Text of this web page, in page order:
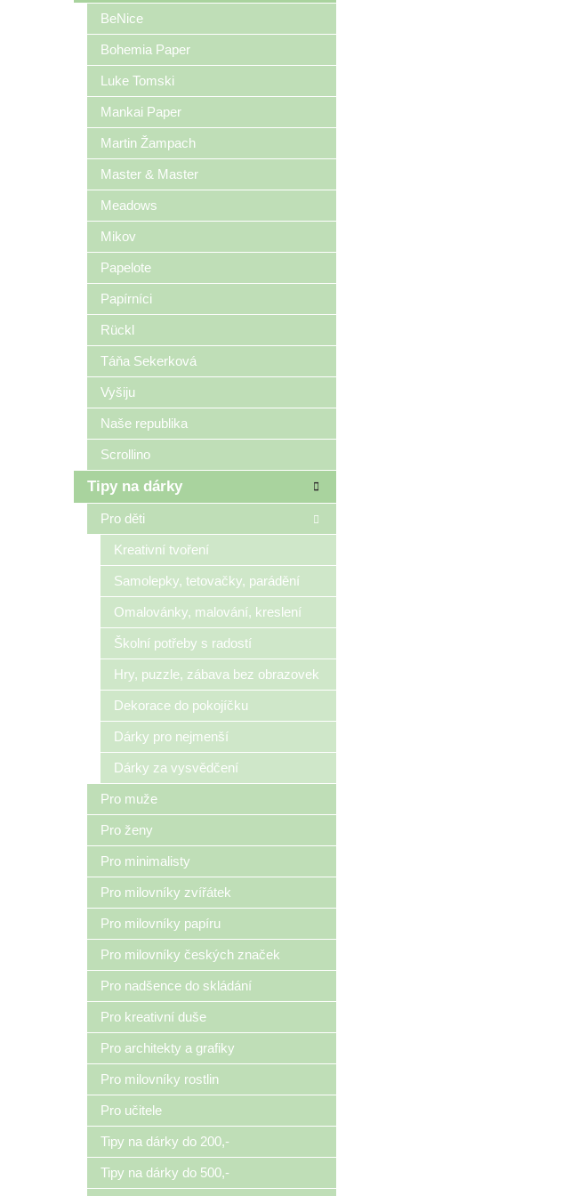
BeNice
Bohemia Paper
Luke Tomski
Mankai Paper
Martin Žampach
Master & Master
Meadows
Mikov
Papelote
Papírníci
Rückl
Táňa Sekerková
Vyšiju
Naše republika
Scrollino
Tipy na dárky
Pro děti
Kreativní tvoření
Samolepky, tetovačky, parádění
Omalovánky, malování, kreslení
Školní potřeby s radostí
Hry, puzzle, zábava bez obrazovek
Dekorace do pokojíčku
Dárky pro nejmenší
Dárky za vysvědčení
Pro muže
Pro ženy
Pro minimalisty
Pro milovníky zvířátek
Pro milovníky papíru
Pro milovníky českých značek
Pro nadšence do skládání
Pro kreativní duše
Pro architekty a grafiky
Pro milovníky rostlin
Pro učitele
Tipy na dárky do 200,-
Tipy na dárky do 500,-